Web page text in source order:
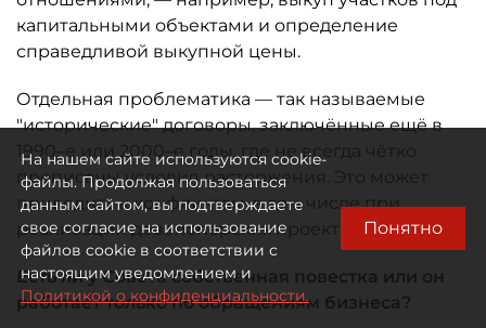
капитальными объектами и определение
справедливой выкупной цены.
Отдельная проблематика — так называемые
"исторические" договоры, заключённые ещё в
1990–е или 2000–е годы, где не всегда чётко
прописаны условия расторжения. Это может
приводить к конфликтам, в том числе при
реализации девелоперских проектов.
Есть ли у Совета собственная повестка или он
работает только по обращениям бизнеса?
На нашем сайте используются cookie-
файлы. Продолжая пользоваться
данным сайтом, вы подтверждаете
свое согласие на использование
файлов cookie в соответствии с
настоящим уведомлением и
Политикой о конфиденциальности.
Понятно